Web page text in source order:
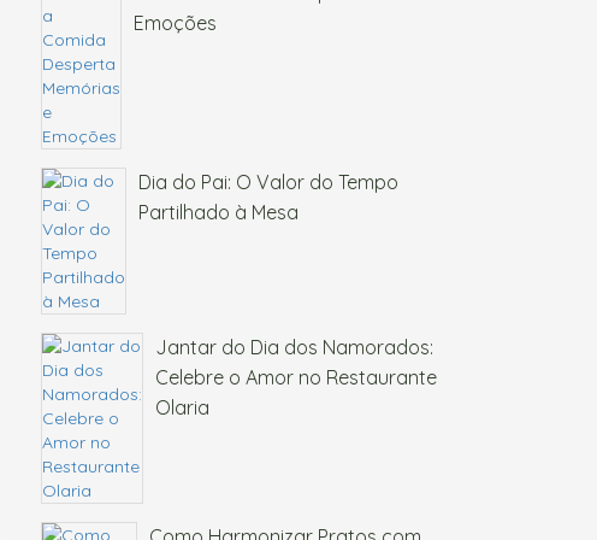
Emoções
Dia do Pai: O Valor do Tempo
Partilhado à Mesa
Jantar do Dia dos Namorados:
Celebre o Amor no Restaurante
Olaria